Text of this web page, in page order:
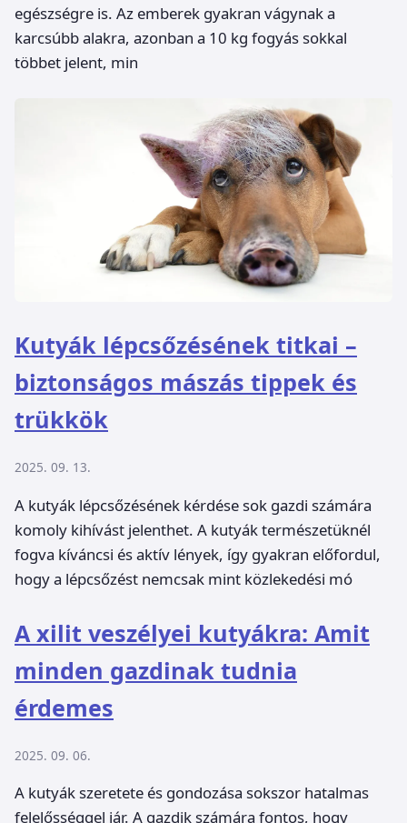
egészségre is. Az emberek gyakran vágynak a
karcsúbb alakra, azonban a 10 kg fogyás sokkal
többet jelent, min
Kutyák lépcsőzésének titkai –
biztonságos mászás tippek és
trükkök
2025. 09. 13.
A kutyák lépcsőzésének kérdése sok gazdi számára
komoly kihívást jelenthet. A kutyák természetüknél
fogva kíváncsi és aktív lények, így gyakran előfordul,
hogy a lépcsőzést nemcsak mint közlekedési mó
A xilit veszélyei kutyákra: Amit
minden gazdinak tudnia
érdemes
2025. 09. 06.
A kutyák szeretete és gondozása sokszor hatalmas
felelősséggel jár. A gazdik számára fontos, hogy